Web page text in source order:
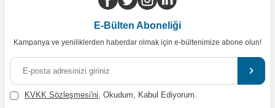
E-Bülten Aboneliği
Kampanya ve yeniliklerden haberdar olmak için e-bültenimize abone olun!
KVKK Sözleşmesi'ni, Okudum, Kabul Ediyorum.